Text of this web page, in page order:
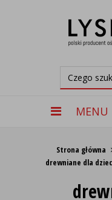
MENU
Strona główna
drewniane dla